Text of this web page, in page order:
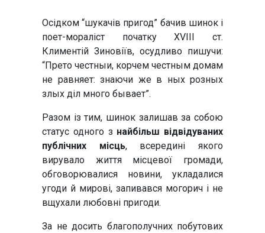
Осідком “шукачів пригод” бачив шинок і
поет-мораліст початку XVIII ст.
Климентій Зиновіїв, осудливо пишучи:
“Прето честныи, корчем честным домам
не равняет: знаючи же в ных розных
злых діл много бывает”.
Разом із тим, шинок залишав за собою
статус одного з найбільш відвідуваних
публічних місць, всередині якого
вирувало життя місцевої громади,
обговорювалися новини, укладалися
угоди й мирові, запивався могорич і не
вщухали любовні пригоди.
За не досить благополучних побутових